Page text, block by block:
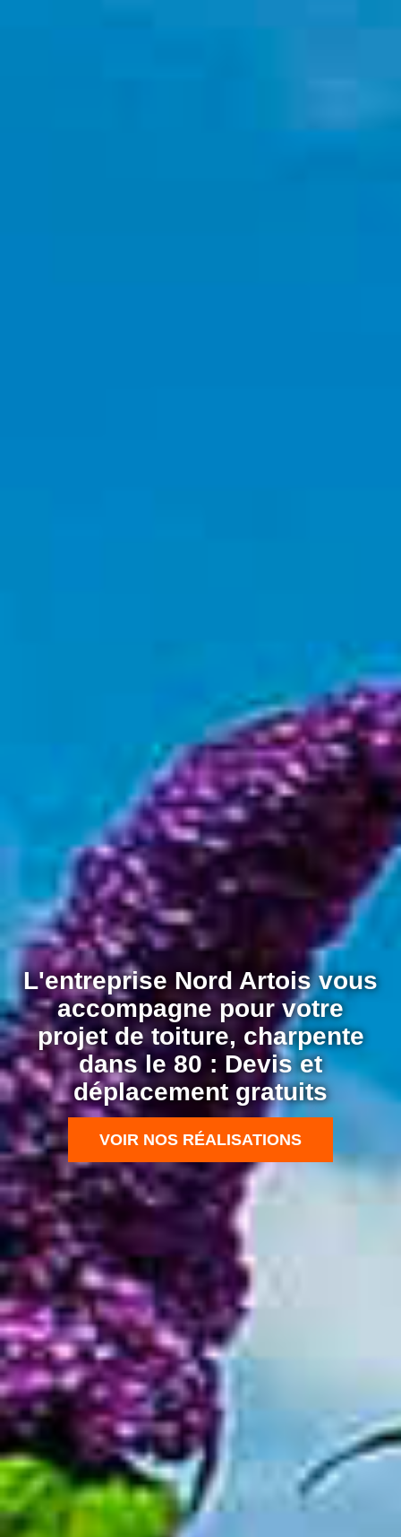
L'entreprise Nord Artois vous
accompagne pour votre
projet de toiture, charpente
dans le 80 : Devis et
déplacement gratuits
VOIR NOS RÉALISATIONS